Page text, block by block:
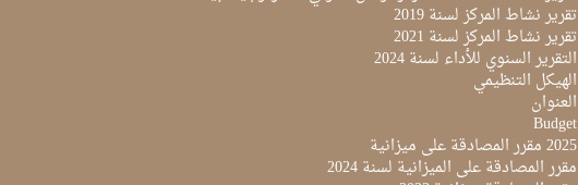
تقرير نشاط المركز لسنة 2019
تقرير نشاط المركز لسنة 2021
التقرير السنوي للأداء لسنة 2024
الهيكل التنظيمي
العنوان
Budget
2025 مقرر المصادقة على ميزانية
مقرر المصادقة على الميزانية لسنة 2024